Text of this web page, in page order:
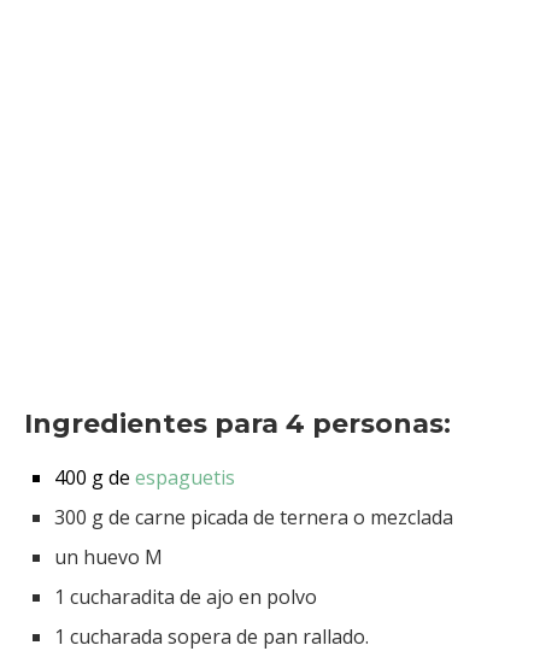
Ingredientes para 4 personas:
400 g de espaguetis
300 g de carne picada de ternera o mezclada
un huevo M
1 cucharadita de ajo en polvo
1 cucharada sopera de pan rallado.